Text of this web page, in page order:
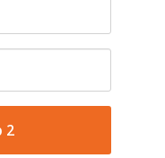
2